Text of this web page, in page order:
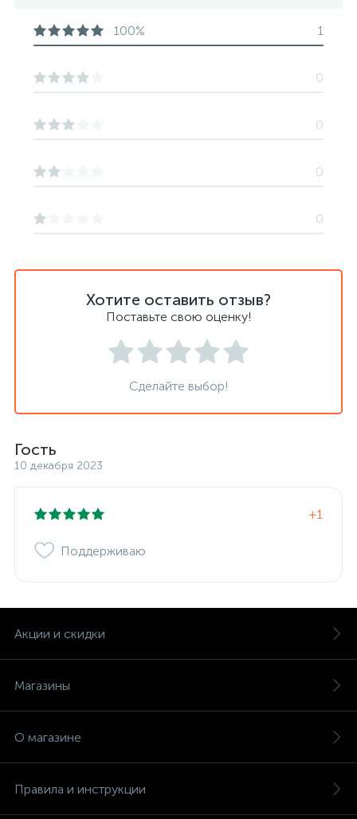
Хотите оставить отзыв?
Поставьте свою оценку!
Сделайте выбор!
Гость
10 декабря 2023
+1
Поддерживаю
100% 1
0
0
0
0
Акции и скидки
Магазины
О магазине
Правила и инструкции